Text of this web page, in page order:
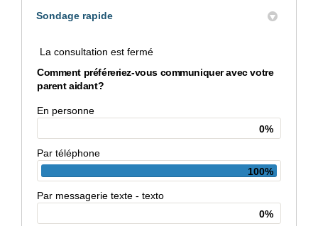
Sondage rapide
La consultation est fermé
Comment préféreriez-vous communiquer avec votre
parent aidant?
En personne
0%
Par téléphone
100%
Par messagerie texte - texto
0%